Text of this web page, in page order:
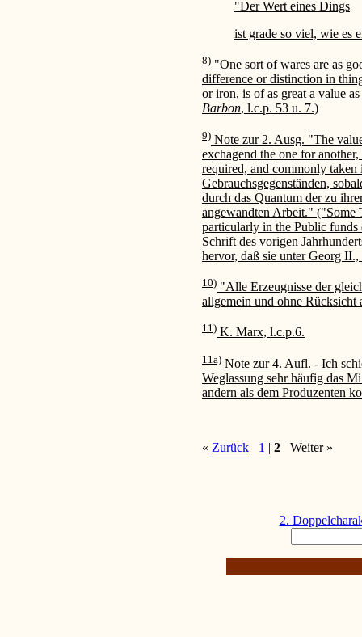
"Der Wert eines Dings
ist grade so viel, wie es
8) "One sort of wares are as
difference or distinction in
or iron, is of as great a value
Barbon, l.c.p. 53 u. 7.)
9) Note zur 2. Ausg. "The
exchagend the one for
required, and commonly
Gebrauchsgegenständen,
durch das Quantum der zu
angewandten Arbeit." ("Some
particularly in the Public
Schrift des vorigen
hervor, daß sie unter Georg
10) "Alle Erzeugnisse der
allgemein und ohne Rücksicht
11) K. Marx, l.c.p.6.
11a) Note zur 4. Aufl. - Ich
Weglassung sehr häufig das
andern als dem Produzenten
« Zurück 1 | 2 Weiter »
2.